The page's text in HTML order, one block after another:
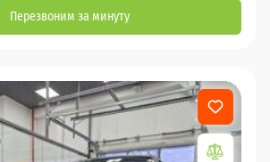
Перезвоним за минуту